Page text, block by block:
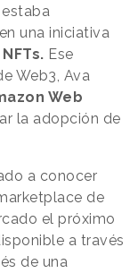
una iniciativa
NFTs. Ese
Web3, Ava
Web
la adopción de
a conocer
de
el próximo
a través
de una